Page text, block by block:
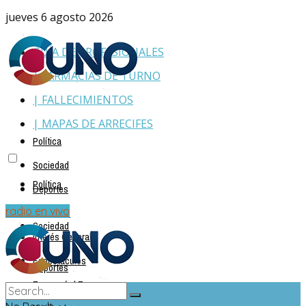
jueves 6 agosto 2026
GUÍA DE PROFESIONALES
| FARMACIAS DE TURNO
| FALLECIMIENTOS
| MAPAS DE ARRECIFES
Política
Sociedad
Deportes
Policiales
Interés General
Espectáculos
Economía | Empresas
Política
Sociedad
Deportes
radio en vivo